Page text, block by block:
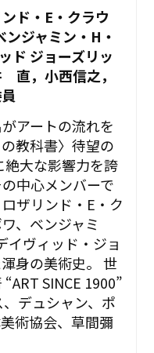
ド・E・クラウ
ジャミン・H・
ド ジョーズリッ
，小西信之，
アートの流れを
教科書〉待望の
絶大な影響力を誇
中心メンバーで
ザリンド・E・ク
、ベンジャミ
イヴィッド・ジョ
身の美術史。 世
SINCE 1900”
デュシャン、ポ
術協会、草間彌